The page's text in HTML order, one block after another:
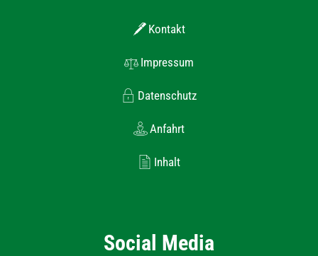
Kontakt
Impressum
Datenschutz
Anfahrt
Inhalt
Social Media